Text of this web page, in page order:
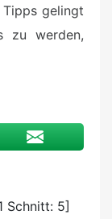
gelingt
zu werden,
Schnitt: 5]